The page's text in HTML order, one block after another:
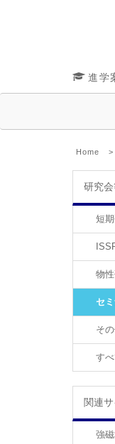
進学
Home
研究
短
物
セ
そ
す
関連サ
強